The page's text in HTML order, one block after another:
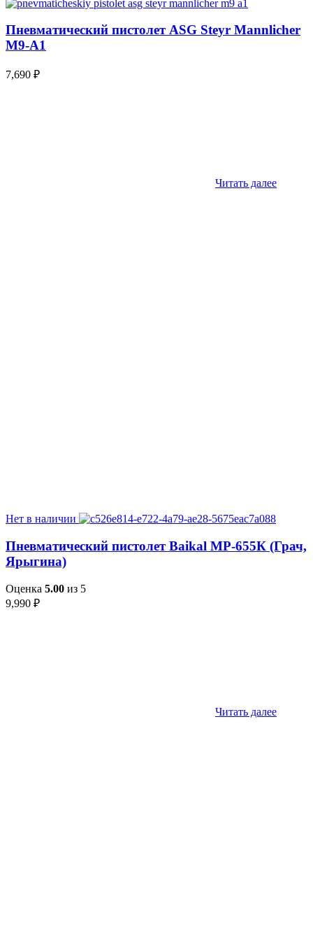
Пневматический пистолет ASG Steyr Mannlicher
M9-A1
7,690 ₽
Читать далее
Нет в наличии
Пневматический пистолет Baikal МР-655К (Грач,
Ярыгина)
Оценка 5.00 из 5
9,990 ₽
Читать далее